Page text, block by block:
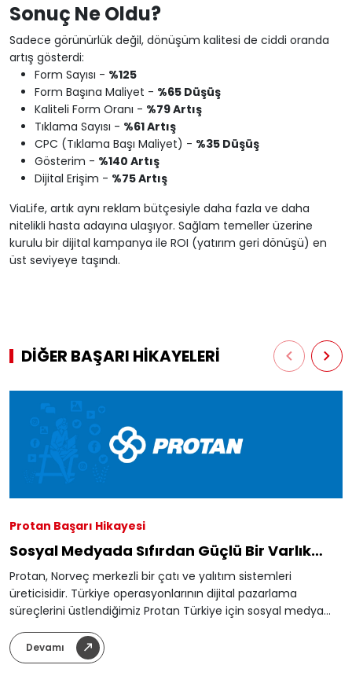
Sonuç Ne Oldu?
Sadece görünürlük değil, dönüşüm kalitesi de ciddi oranda
artış gösterdi:
Form Sayısı - %125
Form Başına Maliyet - %65 Düşüş
Kaliteli Form Oranı - %79 Artış
Tıklama Sayısı - %61 Artış
CPC (Tıklama Başı Maliyet) - %35 Düşüş
Gösterim - %140 Artış
Dijital Erişim - %75 Artış
ViaLife, artık aynı reklam bütçesiyle daha fazla ve daha
nitelikli hasta adayına ulaşıyor. Sağlam temeller üzerine
kurulu bir dijital kampanya ile ROI (yatırım geri dönüşü) en
üst seviyeye taşındı.
DİĞER BAŞARI HİKAYELERİ
Protan Başarı Hikayesi
Sosyal Medyada Sıfırdan Güçlü Bir Varlık
Yaratmak
Protan, Norveç merkezli bir çatı ve yalıtım sistemleri
üreticisidir. Türkiye operasyonlarının dijital pazarlama
süreçlerini üstlendiğimiz Protan Türkiye için sosyal medya
yönetimi, reklam planlaması ve performans
ölçümlemeleriyle güçlü ve istikrarlı bir büyüme sağladık.
Küresel markanın güçlü kurumsal imajını, Türkiye pazarı için
Devamı